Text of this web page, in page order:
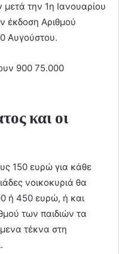
την 1η Ιανουαρίου
έκδοση Αριθμού
Αυγούστου.
900 75.000
και οι
150 ευρώ για κάθε
νοικοκυριά θα
ή 450 ευρώ, ή και
των παιδιών τα
τέκνα στη